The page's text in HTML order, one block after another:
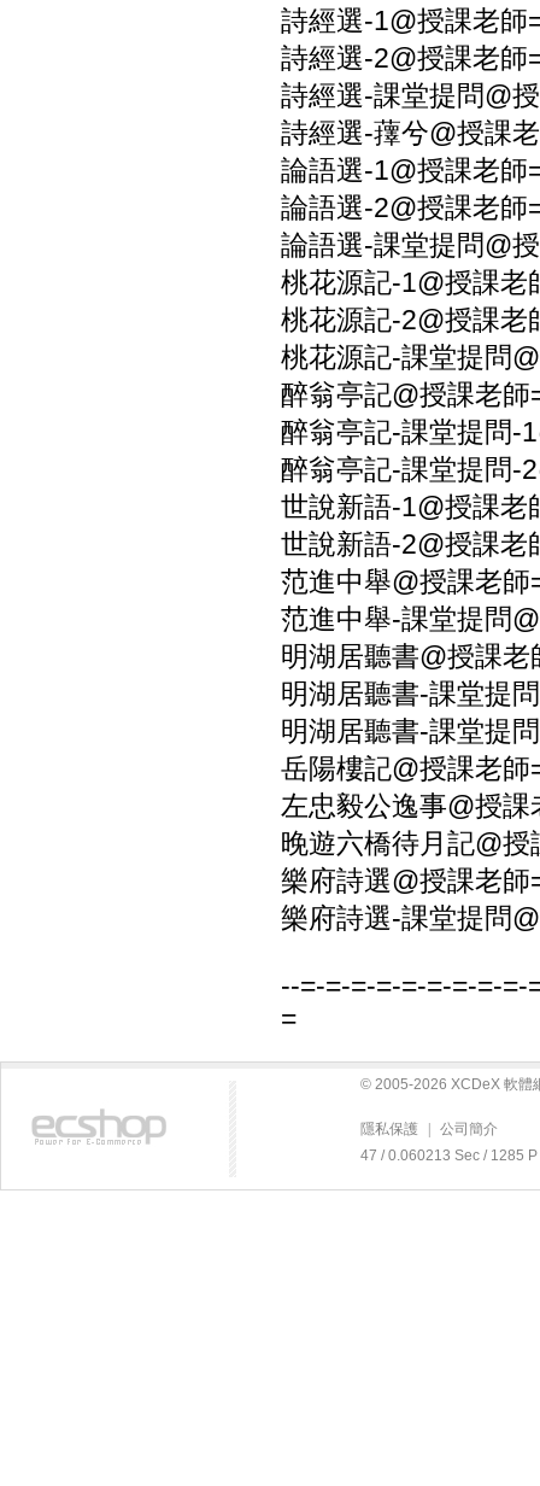
詩經選-1@授課老師
詩經選-2@授課老師
詩經選-課堂提問@
詩經選-蘀兮@授課
論語選-1@授課老師
論語選-2@授課老師
論語選-課堂提問@
桃花源記-1@授課老
桃花源記-2@授課老
桃花源記-課堂提問
醉翁亭記@授課老師
醉翁亭記-課堂提問-
醉翁亭記-課堂提問-
世說新語-1@授課老
世說新語-2@授課老
范進中舉@授課老師
范進中舉-課堂提問
明湖居聽書@授課老
明湖居聽書-課堂提
明湖居聽書-課堂提
岳陽樓記@授課老師
左忠毅公逸事@授
晚遊六橋待月記@
樂府詩選@授課老師
樂府詩選-課堂提問
--=-=-=-=-=-=-=-=-=-
=
© 2005-2026 XCDeX 軟體
隱私保護
公司簡介
47 / 0.060213 Sec / 1285